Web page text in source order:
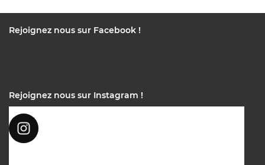
Rejoignez nous sur Facebook !
Rejoignez nous sur Instagram !